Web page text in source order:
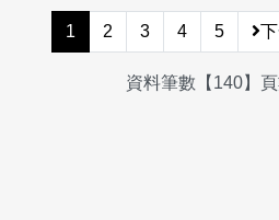
1 2 3 4 5
資料筆數【140】頁